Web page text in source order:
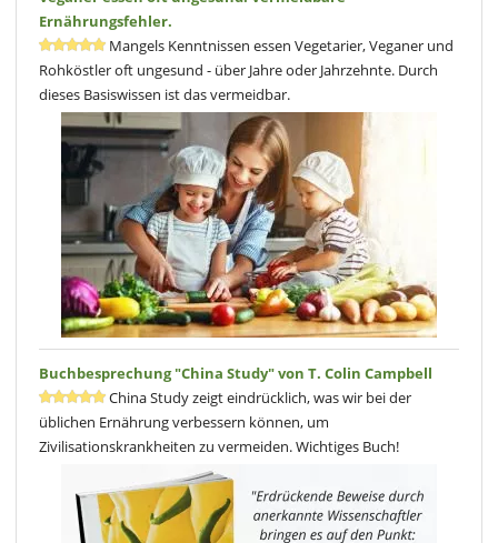
Im Anschluss an den Rezeptteil folgen Beispielmenüs für 14 Tage. In
den Kapiteln Zubereitungsmethoden
Lagern erhalten Sie hilfreiche Tipps.Das How Not To Die
KochbuchvonDr. Michael Gregerschliesst mit einem Rezept-Index
ab.
Buchbesprechung von Dr. med. vet. Inke Weissenborn
Ernährungsfehler.
Mangels Kenntnissen essen Vegetarier, Veganer und
Rohköstler oft ungesund - über Jahre oder Jahrzehnte. Durch
dieses Basiswissen ist das vermeidbar.
Buchbesprechung "China Study" von T. Colin Campbell
China Study zeigt eindrücklich, was wir bei der
üblichen Ernährung verbessern können, um
Zivilisationskrankheiten zu vermeiden. Wichtiges Buch!